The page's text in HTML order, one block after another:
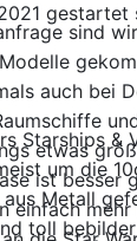
gestartet
sind
auch bei
etwas
ist besser
einfach mehr
Starships &
um die
Metall
toll